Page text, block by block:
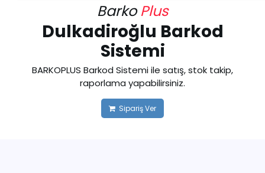
BarkoPlus
Dulkadiroğlu Barkod
Sistemi
BARKOPLUS Barkod Sistemi ile satış, stok takip,
raporlama yapabilirsiniz.
Sipariş Ver